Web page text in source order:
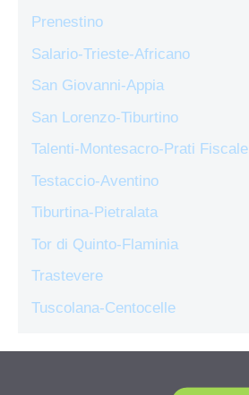
Prenestino
Salario-Trieste-Africano
San Giovanni-Appia
San Lorenzo-Tiburtino
Talenti-Montesacro-Prati Fiscale
Testaccio-Aventino
Tiburtina-Pietralata
Tor di Quinto-Flaminia
Trastevere
Tuscolana-Centocelle